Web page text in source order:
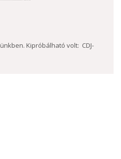
Kipróbálható volt: CDJ-